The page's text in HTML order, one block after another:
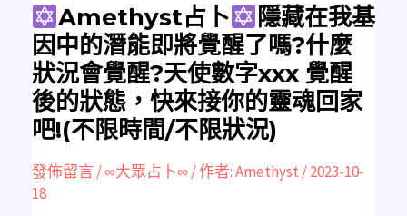
Amethyst占卜
隱藏在我基
因中的潛能即將覺醒了嗎?什麼
狀況會覺醒?天使數字xxx 覺醒
後的狀態，快來接你的靈魂回家
吧!(不限時間/不限狀況)
發佈留言/∞大眾占卜∞/ 作者:Amethyst /2023-10-
18
覺
醒
了
嗎?
什
麼
狀
況
會
覺
醒?
使
數